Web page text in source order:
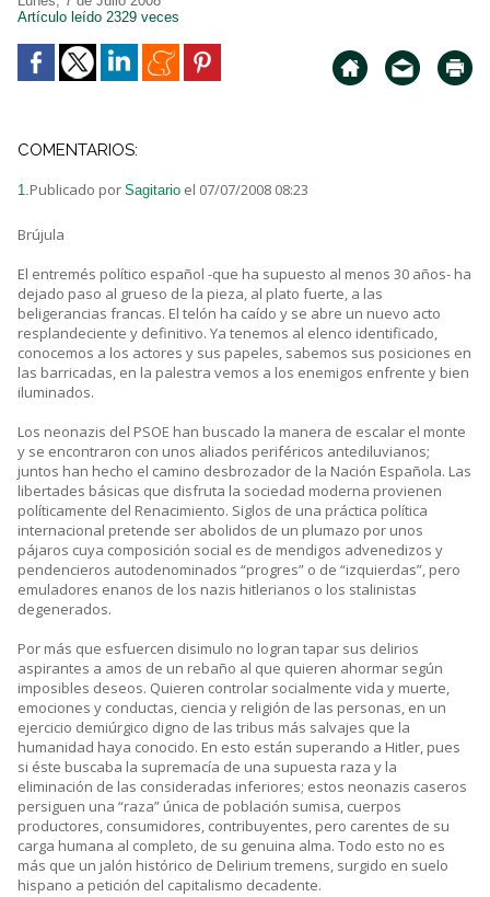
Artículo leído 2329 veces
COMENTARIOS:
1.Publicado por Sagitario el 07/07/2008 08:23
Brújula
El entremés político español -que ha supuesto al menos 30 años- ha
dejado paso al grueso de la pieza, al plato fuerte, a las
beligerancias francas. El telón ha caído y se abre un nuevo acto
resplandeciente y definitivo. Ya tenemos al elenco identificado,
conocemos a los actores y sus papeles, sabemos sus posiciones en
las barricadas, en la palestra vemos a los enemigos enfrente y bien
iluminados.
Los neonazis del PSOE han buscado la manera de escalar el monte
y se encontraron con unos aliados periféricos antediluvianos;
juntos han hecho el camino desbrozador de la Nación Española. Las
libertades básicas que disfruta la sociedad moderna provienen
políticamente del Renacimiento. Siglos de una práctica política
internacional pretende ser abolidos de un plumazo por unos
pájaros cuya composición social es de mendigos advenedizos y
pendencieros autodenominados “progres” o de “izquierdas”, pero
emuladores enanos de los nazis hitlerianos o los stalinistas
degenerados.
Por más que esfuercen disimulo no logran tapar sus delirios
aspirantes a amos de un rebaño al que quieren ahormar según
imposibles deseos. Quieren controlar socialmente vida y muerte,
emociones y conductas, ciencia y religión de las personas, en un
ejercicio demiúrgico digno de las tribus más salvajes que la
humanidad haya conocido. En esto están superando a Hitler, pues
si éste buscaba la supremacía de una supuesta raza y la
eliminación de las consideradas inferiores; estos neonazis caseros
persiguen una “raza” única de población sumisa, cuerpos
productores, consumidores, contribuyentes, pero carentes de su
carga humana al completo, de su genuina alma. Todo esto no es
más que un jalón histórico de Delirium tremens, surgido en suelo
hispano a petición del capitalismo decadente.